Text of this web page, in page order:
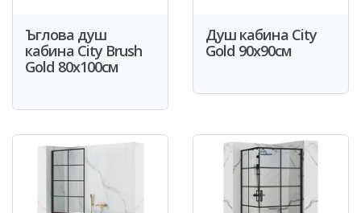
Ъглова душ
кабина City Brush
Gold 80x100см
Душ кабина City
Gold 90x90см